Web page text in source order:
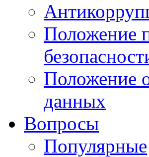
Положение
Положение
данных
Вопросы
Популярные